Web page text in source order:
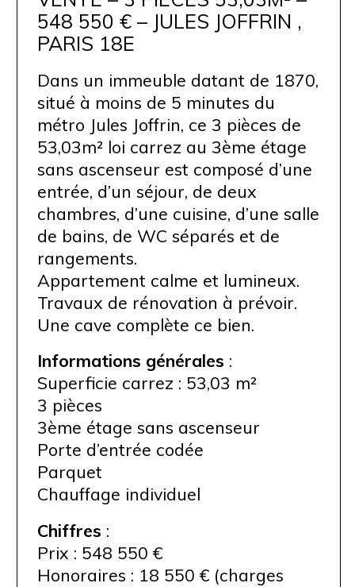
548 550 € – JULES JOFFRIN ,
PARIS 18E
Dans un immeuble datant de 1870,
situé à moins de 5 minutes du
métro Jules Joffrin, ce 3 pièces de
53,03m² loi carrez au 3ème étage
sans ascenseur est composé d’une
entrée, d’un séjour, de deux
chambres, d’une cuisine, d’une salle
de bains, de WC séparés et de
rangements.
Appartement calme et lumineux.
Travaux de rénovation à prévoir.
Une cave complète ce bien.
Informations générales :
Superficie carrez : 53,03 m²
3 pièces
3ème étage sans ascenseur
Porte d’entrée codée
Parquet
Chauffage individuel
Chiffres :
Prix : 548 550 €
Honoraires : 18 550 € (charges